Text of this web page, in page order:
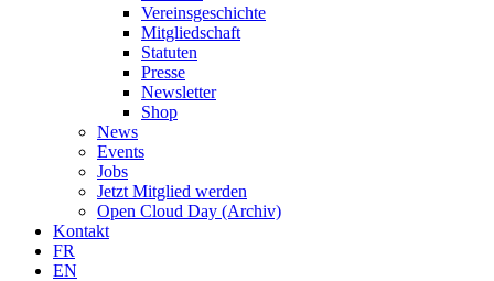
Vereinsgeschichte
Mitgliedschaft
Statuten
Presse
Newsletter
Shop
News
Events
Jobs
Jetzt Mitglied werden
Open Cloud Day (Archiv)
Kontakt
FR
EN